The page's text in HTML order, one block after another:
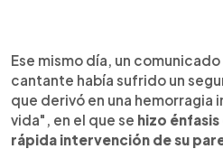
Ese mismo día, un
cantante había sufrido un
que derivó en una hemorragia
vida", en el que se hizo énfasis
rápida intervención de su